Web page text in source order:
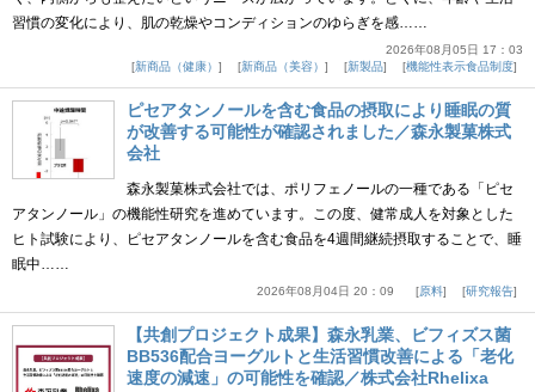
習慣の変化により、肌の乾燥やコンディションのゆらぎを感……
2026年08月05日 17：03
新商品（健康）
新商品（美容） 新製品 機能性表示食品制度
ピセアタンノールを含む食品の摂取により睡眠の質
が改善する可能性が確認されました／森永製菓株式
会社
森永製菓株式会社では、ポリフェノールの一種である「ピセ
アタンノール」の機能性研究を進めています。この度、健常成人を対象とした
ヒト試験により、ピセアタンノールを含む食品を4週間継続摂取することで、睡
眠中……
2026年08月04日 20：09 原料 研究報告
【共創プロジェクト成果】森永乳業、ビフィズス菌
BB536配合ヨーグルトと生活習慣改善による「老化
速度の減速」の可能性を確認／株式会社Rhelixa